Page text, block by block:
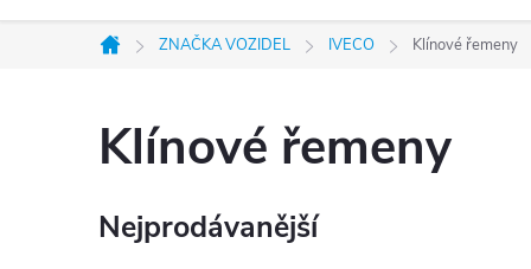
Domů
ZNAČKA VOZIDEL IVECO Klínové řemeny
Klínové řemeny
Nejprodávanější